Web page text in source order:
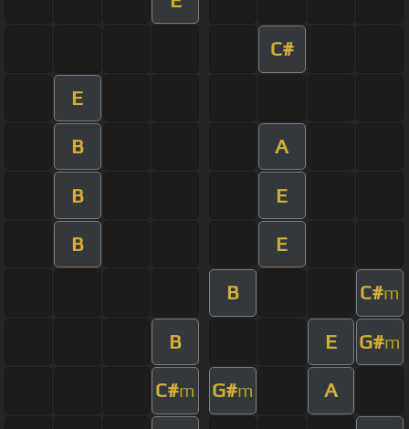
C#
E
B A
B E
B E
B C#m
B E G#m
C#m G#m A